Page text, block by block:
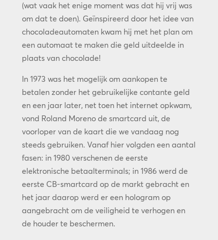
(wat vaak het enige moment was dat hij vrij was
om dat te doen). Geïnspireerd door het idee van
chocoladeautomaten kwam hij met het plan om
een automaat te maken die geld uitdeelde in
plaats van chocolade!
In 1973 was het mogelijk om aankopen te
betalen zonder het gebruikelijke contante geld
en een jaar later, net toen het internet opkwam,
vond Roland Moreno de smartcard uit, de
voorloper van de kaart die we vandaag nog
steeds gebruiken. Vanaf hier volgden een aantal
fasen: in 1980 verschenen de eerste
elektronische betaalterminals; in 1986 werd de
eerste CB-smartcard op de markt gebracht en
het jaar daarop werd er een hologram op
aangebracht om de veiligheid te verhogen en
de houder te beschermen.